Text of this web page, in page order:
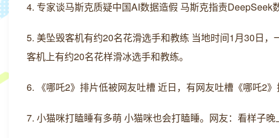
4. 专家谈马斯克质疑中国AI数据造假 马斯克指责DeepSeek
5. 美坠毁客机有约20名花滑选手和教练 当地时间1月30日
客机上有约20名花样滑冰选手和教练。
6. 《哪吒2》排片低被网友吐槽 近日，有网友吐槽《哪吒2
7. 小猫咪打瞌睡有多萌 小猫咪也会打瞌睡。网友：看样子晚